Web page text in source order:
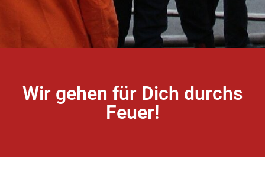
Wir gehen für Dich durchs
Feuer!